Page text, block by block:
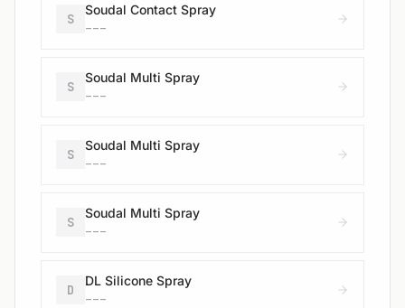
S
Soudal Contact Spray
---
S
Soudal Multi Spray
---
S
Soudal Multi Spray
---
S
Soudal Multi Spray
---
D
DL Silicone Spray
---